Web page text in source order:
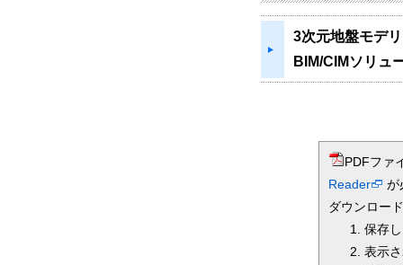
3次元地盤モデ
BIM/CIMソリュ
PDFファ
Reader
が
ダウンロー
保存
表示